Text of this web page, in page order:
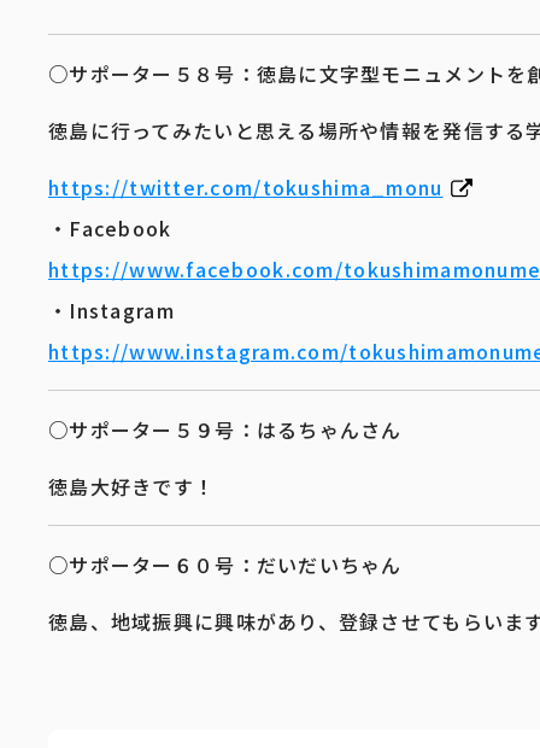
○サポーター５８号：徳島に文字型モニュメントを
徳島に行ってみたいと思える場所や情報を発信す
https://twitter.com/tokushima_monu
・Facebook
https://www.facebook.com/
・Instagram
https://www.instagram.com/
○サポーター５９号：はるちゃんさん
徳島大好きです！
○サポーター６０号：だいだいちゃん
徳島、地域振興に興味があり、登録させてもらいます